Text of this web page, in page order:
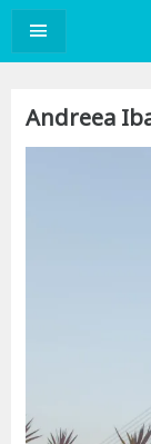
Sari
conținut
Andreea